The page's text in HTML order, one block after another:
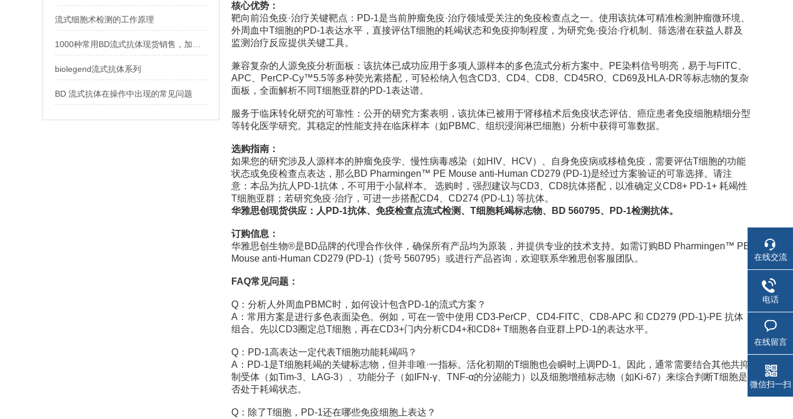
流式细胞术检测的工作原理
biolegend流式抗体系列
BD 流式抗体在操作中出现的常见问题
核心优势：
靶向前沿免疫·治疗关键靶点：PD-1是当前肿瘤免疫·治疗领域受关注的免疫检查点之一。使用该抗体可精准检测肿瘤微环境、
外周血中T细胞的PD-1表达水平，直接评估T细胞的耗竭状态和免疫抑制程度，为研究免·疫治·疗机制、筛选潜在获益人群及
监测治疗反应提供关键工具。
兼容复杂的人源免疫分析面板：该抗体已成功应用于多项人源样本的多色流式分析方案中。PE染料信号明亮，易于与FITC、
APC、PerCP-Cy™5.5等多种荧光素搭配，可轻松纳入包含CD3、CD4、CD8、CD45RO、CD69及HLA-DR等标志物的复杂
面板，全面解析不同T细胞亚群的PD-1表达谱。
服务于临床转化研究的可靠性：公开的研究方案表明，该抗体已被用于肾移植术后免疫状态评估、癌症患者免疫细胞精细分型
等转化医学研究。其稳定的性能支持在临床样本（如PBMC、组织浸润淋巴细胞）分析中获得可靠数据。
选购指南：
如果您的研究涉及人源样本的肿瘤免疫学、慢性病毒感染（如HIV、HCV）、自身免疫病或移植免疫，需要评估T细胞的功能
状态或免疫检查点表达，那么BD Pharmingen™ PE Mouse anti-Human CD279 (PD-1)是经过方案验证的可靠选择。请注
意：本品为抗人PD-1抗体，不可用于小鼠样本。 选购时，强烈建议与CD3、CD8抗体搭配，以准确定义CD8+ PD-1+ 耗竭性
T细胞亚群；若研究免疫·治疗，可进一步搭配CD4、CD274 (PD-L1) 等抗体。
华雅思创现货供应：人PD-1抗体、免疫检查点流式检测、T细胞耗竭标志物、BD 560795、PD-1检测抗体。
订购信息：
华雅思创生物®是BD品牌的代理合作伙伴，确保所有产品均为原装，并提供专业的技术支持。如需订购BD Pharmingen™ PE
Mouse anti-Human CD279 (PD-1)（货号 560795）或进行产品咨询，欢迎联系华雅思创客服团队。
FAQ常见问题：
Q：分析人外周血PBMC时，如何设计包含PD-1的流式方案？
A：常用方案是进行多色表面染色。例如，可在一管中使用 CD3-PerCP、CD4-FITC、CD8-APC 和 CD279 (PD-1)-PE 抗体
组合。先以CD3圈定总T细胞，再在CD3+门内分析CD4+和CD8+ T细胞各自亚群上PD-1的表达水平。
Q：PD-1高表达一定代表T细胞功能耗竭吗？
A：PD-1是T细胞耗竭的关键标志物，但并非唯·一指标。活化初期的T细胞也会瞬时上调PD-1。因此，通常需要结合其他共抑
制受体（如Tim-3、LAG-3）、功能分子（如IFN-γ、TNF-α的分泌能力）以及细胞增殖标志物（如Ki-67）来综合判断T细胞是
否处于耗竭状态。
Q：除了T细胞，PD-1还在哪些免疫细胞上表达？
在线交流
电话
在线留言
微信扫一扫